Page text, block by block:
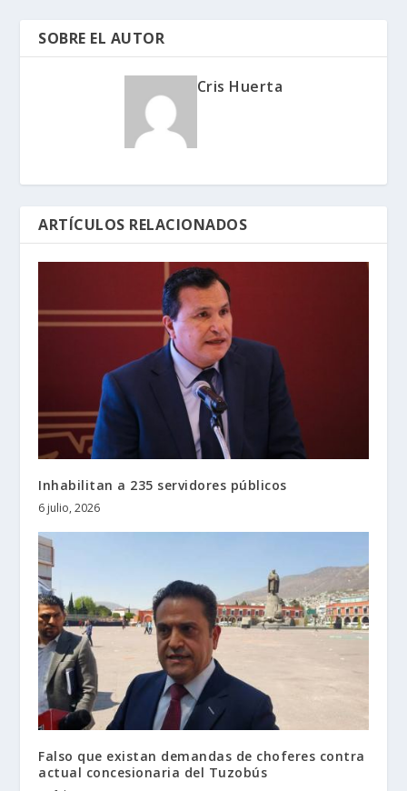
SOBRE EL AUTOR
Cris Huerta
ARTÍCULOS RELACIONADOS
Inhabilitan a 235 servidores públicos
6 julio, 2026
Falso que existan demandas de choferes contra
actual concesionaria del Tuzobús